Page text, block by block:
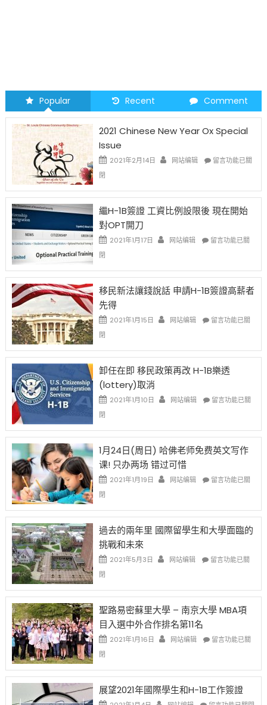
Popular Recent Comment
2021 Chinese New Year Ox Special
Issue
2021年2月14日 网站编辑
在
New
Ox
Issue〉
留言功能已關
閉
繼H-1B簽證 工資比例設限後 現在開始
對OPT開刀
2021年1月17日 网站编辑
在
1B
證
資
設
後
在
對
開
中
留言功能已關
閉
移民新法讓錢說話 申請H-1B簽證高薪者
先得
2021年1月15日 网站编辑
在
新
讓
說
請
1B
證
者
得〉
留言功能已關
閉
卸任在即 移民政策再改 H-1B樂透
(lottery)取消
2021年1月10日 网站编辑
在
在
移
政
改
1B
透
消〉
留言功能已關
閉
1月24日(周日) 哈佛老师免费英文写作
课! 只办两场 错过可惜
2021年1月19日 网站编辑
在
24
(周
哈
师
费
文
课!
办
留言功能已關
閉
過去的兩年里 國際留學生和大學面臨的
挑戰和未來
2021年5月3日 网站编辑
在
的
年
國
學
和
留言功能已關
閉
聖路易密蘇里大學 – 南京大學 MBA項
目入選中外合作排名第11名
2021年1月16日 网站编辑
在
易
蘇
留言功能已關
閉
展望2021年國際學生和H-1B工作簽證
在